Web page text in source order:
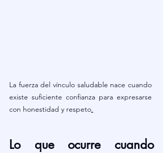
La fuerza del vínculo saludable nace cuando
existe suficiente confianza para expresarse
con honestidad y respeto.
Lo que ocurre cuando